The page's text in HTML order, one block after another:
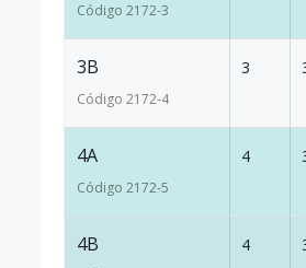
Código 2172-3
3B
Código 2172-4
3
4A
Código 2172-5
4
4B 4